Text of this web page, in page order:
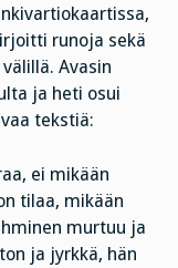
runoja sekä
Avasin
ja heti osui
tekstiä:
ei mikään
tilaa, mikään
murtuu ja
ja jyrkkä, hän